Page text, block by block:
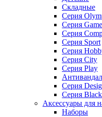
Складные
Серия
Серия Game
Серия
Серия Sport
Серия
Серия City
Серия Play
Серия
Серия Black
Аксессуары для
Наборы